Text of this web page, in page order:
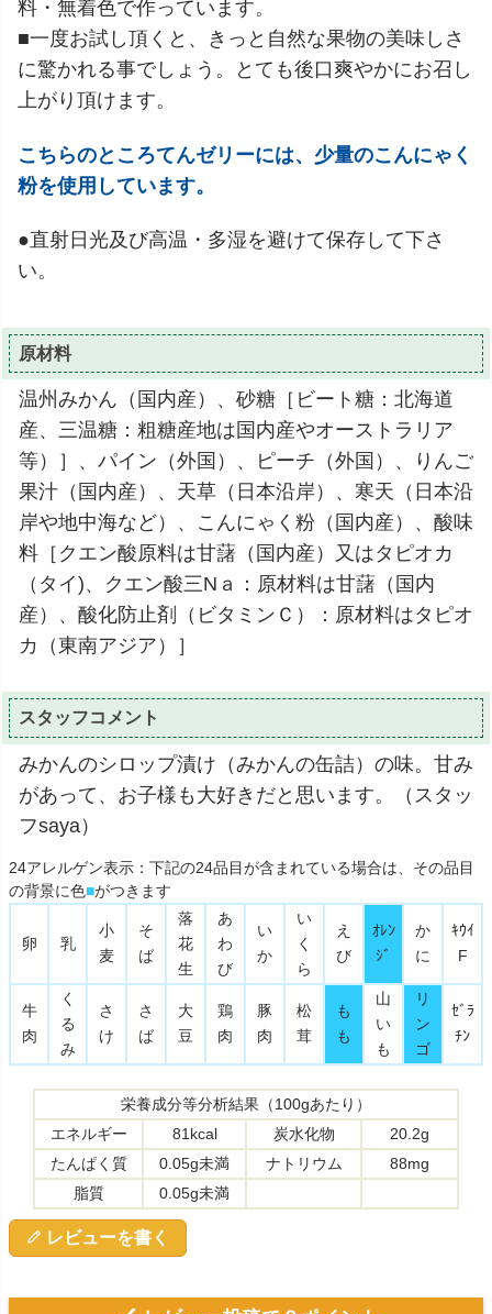
料・無着色で作っています。
■一度お試し頂くと、きっと自然な果物の美味しさ
に驚かれる事でしょう。とても後口爽やかにお召し
上がり頂けます。
こちらのところてんゼリーには、少量のこんにゃく
粉を使用しています。
●直射日光及び高温・多湿を避けて保存して下さ
い。
原材料
温州みかん（国内産）、砂糖［ビート糖：北海道
産、三温糖：粗糖産地は国内産やオーストラリア
等）］、パイン（外国）、ピーチ（外国）、りんご
果汁（国内産）、天草（日本沿岸）、寒天（日本沿
岸や地中海など）、こんにゃく粉（国内産）、酸味
料［クエン酸原料は甘藷（国内産）又はタピオカ
（タイ)、クエン酸三Nａ：原材料は甘藷（国内
産）、酸化防止剤（ビタミンＣ）：原材料はタピオ
カ（東南アジア）］
スタッフコメント
みかんのシロップ漬け（みかんの缶詰）の味。甘み
があって、お子様も大好きだと思います。（スタッ
フsaya）
24アレルゲン表示：下記の24品目が含まれている場合は、その品目
の背景に色■がつきます
卵 乳
小
麦
そ
ば
落
花
生
あ
わ
び
い
か
い
く
ら
え
び
ｵﾚﾝ
ｼﾞ
か
に
ｷｳｲ
F
牛
肉
く
る
み
さ
け
さ
ば
大
豆
鶏
肉
豚
肉
松
茸
も
も
山
い
も
リ
ン
ゴ
ｾﾞﾗ
ﾁﾝ
栄養成分等分析結果（100gあたり）
エネルギー
81kcal 炭水化物
20.2g
たんぱく質
0.05g未満 ナトリウム
88mg
脂質
0.05g未満
レビューを書く